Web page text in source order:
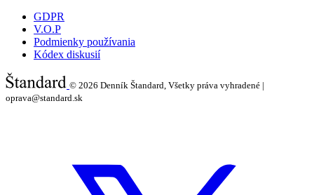
GDPR
V.O.P
Podmienky používania
Kódex diskusií
© 2026 Denník Štandard, Všetky práva vyhradené |
oprava@standard.sk